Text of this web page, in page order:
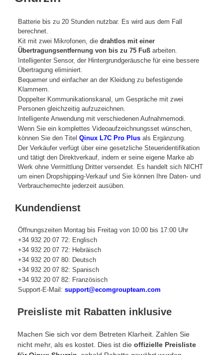
Batterie bis zu 20 Stunden nutzbar. Es wird aus dem Fall
berechnet.
Kit mit zwei Mikrofonen, die drahtlos mit einer
Übertragungsentfernung von bis zu 75 Fuß arbeiten.
Intelligenter Sensor, der Hintergrundgeräusche für eine bessere
Übertragung eliminiert.
Bequemer und einfacher an der Kleidung zu befestigende
Klammern.
Doppelter Kommunikationskanal, um Gespräche mit zwei
Personen gleichzeitig aufzuzeichnen.
Intelligente Anwendung mit verschiedenen Aufnahmemodi.
Wenn Sie ein komplettes Videoaufzeichnungsset wünschen,
können Sie den Titel Qinux L7C Pro Plus als Ergänzung.
Der Verkäufer verfügt über eine gesetzliche Steueridentifikation
und tätigt den Direktverkauf, indem er seine eigene Marke ab
Werk ohne Vermittlung Dritter versendet. Es handelt sich NICHT
um einen Dropshipping-Verkauf und Sie können Ihre Daten- und
Verbraucherrechte jederzeit ausüben.
Kundendienst
Öffnungszeiten Montag bis Freitag von 10:00 bis 17:00 Uhr
+34 932 20 07 72: Englisch
+34 932 20 07 72: Hebräisch
+34 932 20 07 80: Deutsch
+34 932 20 07 82: Spanisch
+34 932 20 07 82: Französisch
Support-E-Mail: support@ecomgroupteam.com
Preisliste mit Rabatten inklusive
Machen Sie sich vor dem Betreten Klarheit. Zahlen Sie
nicht mehr, als es kostet. Dies ist die offizielle Preisliste